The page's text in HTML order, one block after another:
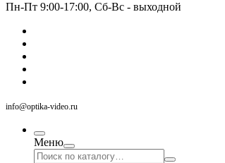
Пн-Пт 9:00-17:00, Сб-Вс - выходной
info@optika-video.ru
Меню